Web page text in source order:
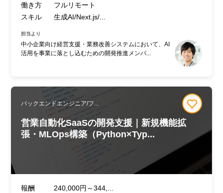
働き方
フルリモート
スキル
生成AI/Next.js/...
担当より
中小企業向け経営支援・業務改善システムにおいて、AI
活用を事業に落とし込むための開発推進メンバ...
バックエンドエンジニア/フ...
営業自動化SaaSの開発支援｜新規機能拡
張・MLOps構築（Python×Typ...
報酬
240,000円～344,...